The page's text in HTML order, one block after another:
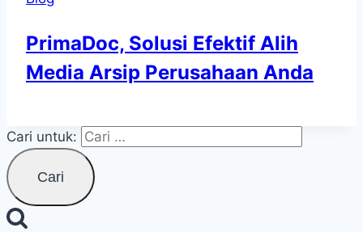
PrimaDoc, Solusi Efektif Alih
Media Arsip Perusahaan Anda
Cari untuk: